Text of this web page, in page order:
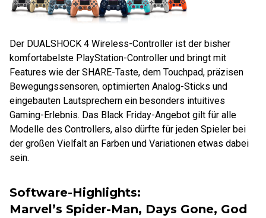
Der DUALSHOCK 4 Wireless-Controller ist der bisher
komfortabelste PlayStation-Controller und bringt mit
Features wie der SHARE-Taste, dem Touchpad, präzisen
Bewegungssensoren, optimierten Analog-Sticks und
eingebauten Lautsprechern ein besonders intuitives
Gaming-Erlebnis. Das Black Friday-Angebot gilt für alle
Modelle des Controllers, also dürfte für jeden Spieler bei
der großen Vielfalt an Farben und Variationen etwas dabei
sein.
Software-Highlights:
Marvel’s Spider-Man, Days Gone, God